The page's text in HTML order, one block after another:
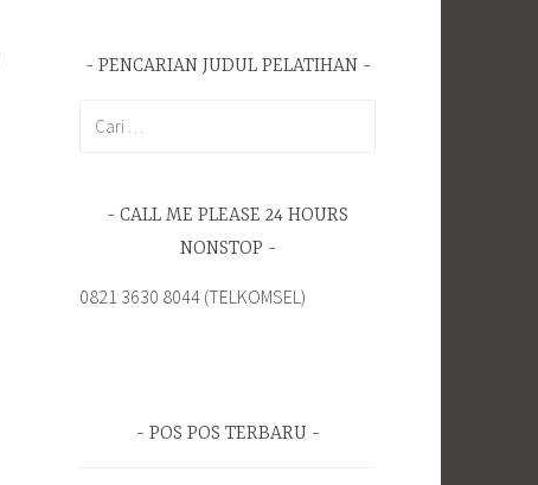
PENCARIAN JUDUL PELATIHAN
CALL ME PLEASE 24 HOURS
NONSTOP
0821 3630 8044 (TELKOMSEL)
POS POS TERBARU